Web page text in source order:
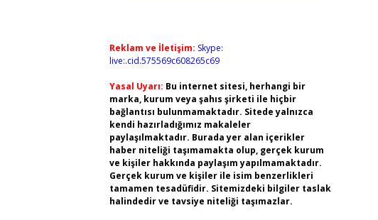
Reklam ve İletişim: Skype:
live:.cid.575569c608265c69
Yasal Uyarı: Bu internet sitesi, herhangi bir
marka, kurum veya şahıs şirketi ile hiçbir
bağlantısı bulunmamaktadır. Sitede yalnızca
kendi hazırladığımız makaleler
paylaşılmaktadır. Burada yer alan içerikler
haber niteliği taşımamakta olup, gerçek kurum
ve kişiler hakkında paylaşım yapılmamaktadır.
Gerçek kurum ve kişiler ile isim benzerlikleri
tamamen tesadüfidir. Sitemizdeki bilgiler taslak
halindedir ve tavsiye niteliği taşımazlar.